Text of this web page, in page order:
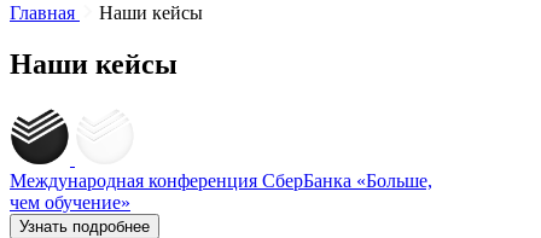
Наши
кейсы
Главная Наши кейсы
Наши кейсы
Международная конференция СберБанка «Больше,
чем обучение»
Узнать подробнее